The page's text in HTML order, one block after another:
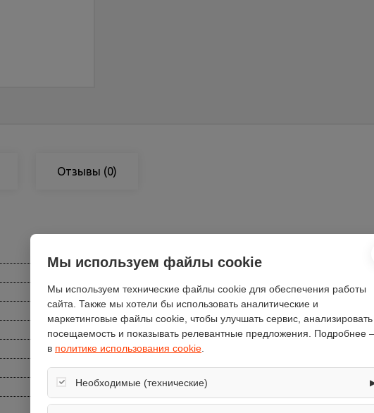
Отзывы (0)
bioZone
195
есть
Мы используем файлы cookie
Мы используем технические файлы cookie для обеспечения работы
сайта. Также мы хотели бы использовать аналитические и
маркетинговые файлы cookie, чтобы улучшать сервис, анализировать
посещаемость и показывать релевантные предложения. Подробнее
в политике использования cookie
Необходимые (технические)
Обеспечивают корректную работу сайта: оформление заказа, корзина,